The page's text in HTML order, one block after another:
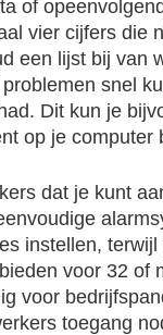
of
vier cijfers die
een lijst bij van
snel
Dit kun je
op je computer
dat je kunt
instellen,
voor 32 of
voor
toegang